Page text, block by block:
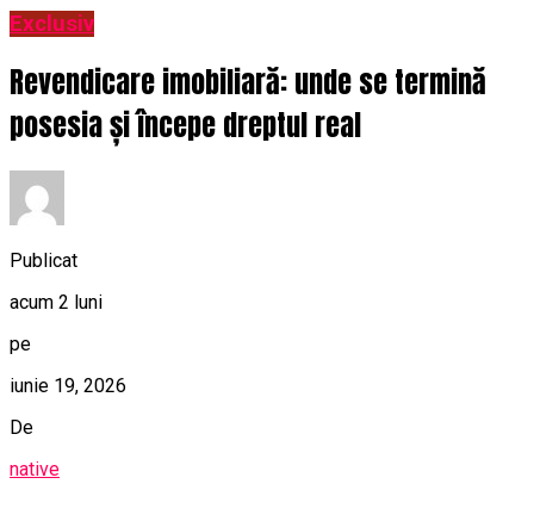
Exclusiv
Revendicare imobiliară: unde se termină
posesia și începe dreptul real
Publicat
acum 2 luni
pe
iunie 19, 2026
De
native